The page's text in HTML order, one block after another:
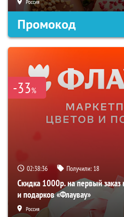
Россия
Промокод
-33%
02:38:35 Получили: 18
Скидка 1000р. на первый заказ
и подарков «Флаувау»
Россия